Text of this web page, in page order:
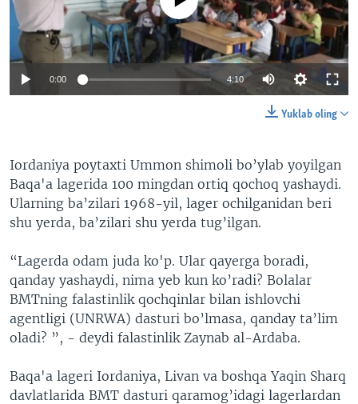
0:00 4:10
Yuklab oling
​Iordaniya poytaxti Ummon shimoli bo’ylab yoyilgan
Baqa'a lagerida 100 mingdan ortiq qochoq yashaydi.
Ularning ba’zilari 1968-yil, lager ochilganidan beri
shu yerda, ba’zilari shu yerda tug’ilgan.
“Lagerda odam juda ko'p. Ular qayerga boradi,
qanday yashaydi, nima yeb kun ko’radi? Bolalar
BMTning falastinlik qochqinlar bilan ishlovchi
agentligi (UNRWA) dasturi bo’lmasa, qanday ta’lim
oladi? ”, - deydi falastinlik Zaynab al-Ardaba.
Baqa'a lageri Iordaniya, Livan va boshqa Yaqin Sharq
davlatlarida BMT dasturi qaramog’idagi lagerlardan